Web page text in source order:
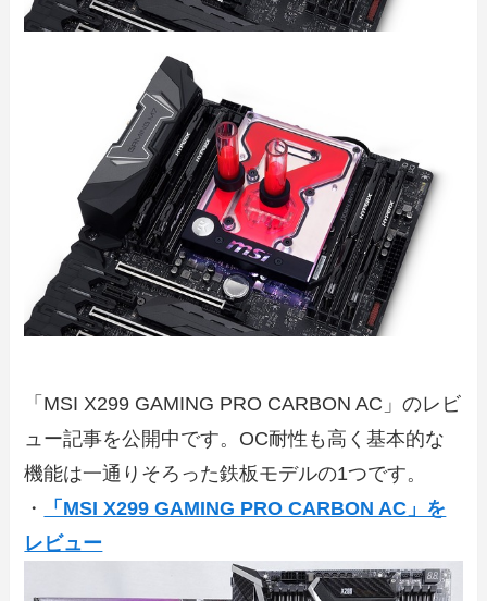
「MSI X299 GAMING PRO CARBON AC」のレビ
ュー記事を公開中です。OC耐性も高く基本的な
機能は一通りそろった鉄板モデルの1つです。
・
「MSI X299 GAMING PRO CARBON AC」を
レビュー